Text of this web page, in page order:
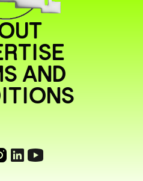
AND